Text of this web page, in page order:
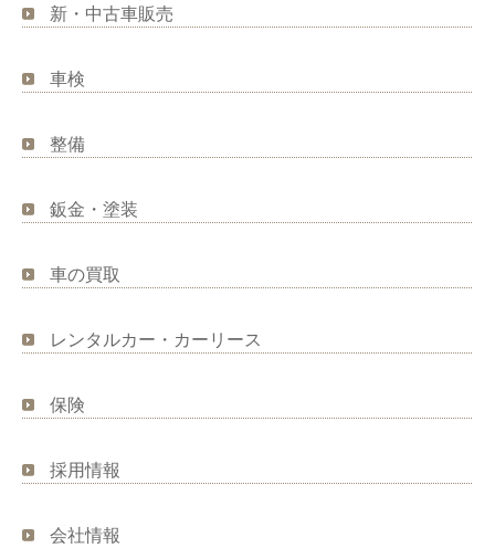
新・中古車販売
車検
整備
鈑金・塗装
車の買取
レンタルカー・カーリース
保険
採用情報
会社情報